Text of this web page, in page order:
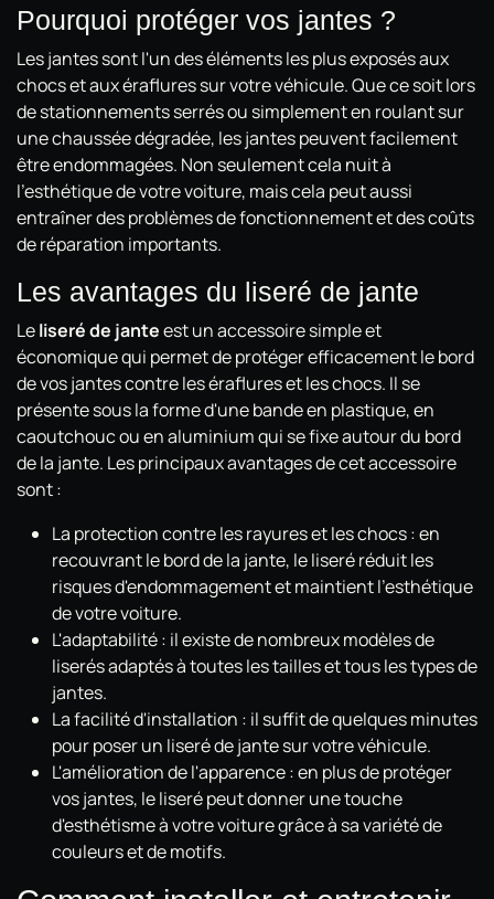
Pourquoi protéger vos jantes ?
Les jantes sont l'un des éléments les plus exposés aux
chocs et aux éraflures sur votre véhicule. Que ce soit lors
de stationnements serrés ou simplement en roulant sur
une chaussée dégradée, les jantes peuvent facilement
être endommagées. Non seulement cela nuit à
l'esthétique de votre voiture, mais cela peut aussi
entraîner des problèmes de fonctionnement et des coûts
de réparation importants.
Les avantages du liseré de jante
Leliseré de janteest un accessoire simple et
économique qui permet de protéger efficacement le bord
de vos jantes contre les éraflures et les chocs. Il se
présente sous la forme d'une bande en plastique, en
caoutchouc ou en aluminium qui se fixe autour du bord
de la jante. Les principaux avantages de cet accessoire
sont :
La protection contre les rayures et les chocs : en
recouvrant le bord de la jante, le liseré réduit les
risques d'endommagement et maintient l'esthétique
de votre voiture.
L'adaptabilité : il existe de nombreux modèles de
liserés adaptés à toutes les tailles et tous les types de
jantes.
La facilité d'installation : il suffit de quelques minutes
pour poser un liseré de jante sur votre véhicule.
L'amélioration de l'apparence : en plus de protéger
vos jantes, le liseré peut donner une touche
d'esthétisme à votre voiture grâce à sa variété de
couleurs et de motifs.